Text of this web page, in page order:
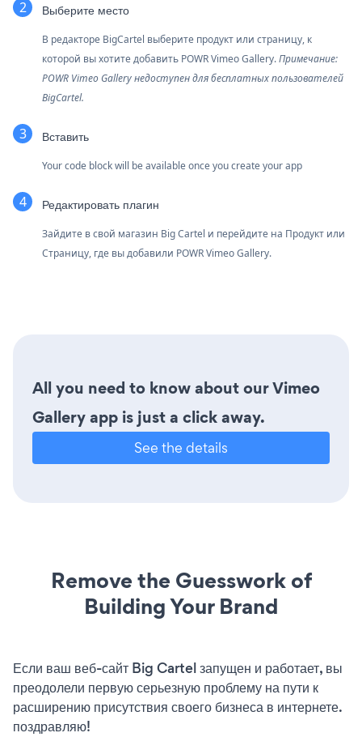
Выберите место
В редакторе BigCartel выберите продукт или страницу, к
которой вы хотите добавить POWR Vimeo Gallery.Примечание:
POWR Vimeo Gallery недоступен для бесплатных пользователей
BigCartel.
Вставить
Your code block will be available once you create your app
Редактировать плагин
Зайдите в свой магазин Big Cartel и перейдите на Продукт или
Страницу, где вы добавили POWR Vimeo Gallery.
All you need to know about our Vimeo
Gallery app is just a click away.
See the details
Remove the Guesswork of
Building Your Brand
Если ваш веб-сайт Big Cartel запущен и работает, вы
преодолели первую серьезную проблему на пути к
расширению присутствия своего бизнеса в интернете.
поздравляю!